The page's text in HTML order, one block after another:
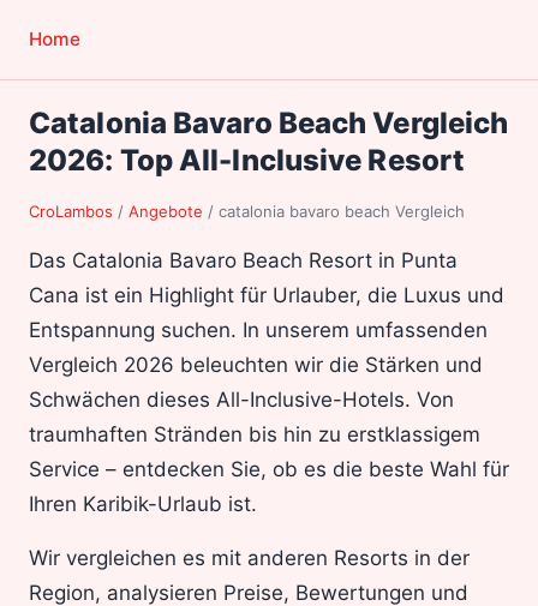
Home
Catalonia Bavaro Beach Vergleich
2026: Top All-Inclusive Resort
CroLambos / Angebote / catalonia bavaro beach Vergleich
Das Catalonia Bavaro Beach Resort in Punta
Cana ist ein Highlight für Urlauber, die Luxus und
Entspannung suchen. In unserem umfassenden
Vergleich 2026 beleuchten wir die Stärken und
Schwächen dieses All-Inclusive-Hotels. Von
traumhaften Stränden bis hin zu erstklassigem
Service – entdecken Sie, ob es die beste Wahl für
Ihren Karibik-Urlaub ist.
Wir vergleichen es mit anderen Resorts in der
Region, analysieren Preise, Bewertungen und